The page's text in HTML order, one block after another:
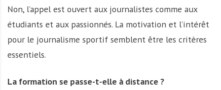
Non, l’appel est ouvert aux journalistes comme aux
étudiants et aux passionnés. La motivation et l’intérêt
pour le journalisme sportif semblent être les critères
essentiels.
La formation se passe-t-elle à distance ?